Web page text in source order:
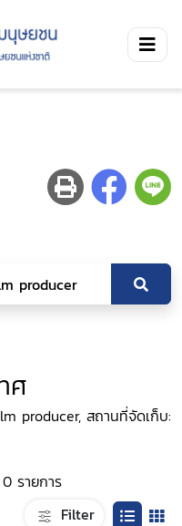
ศ
producer, สถานที่จัดเก็บ:
รายการ
Filter